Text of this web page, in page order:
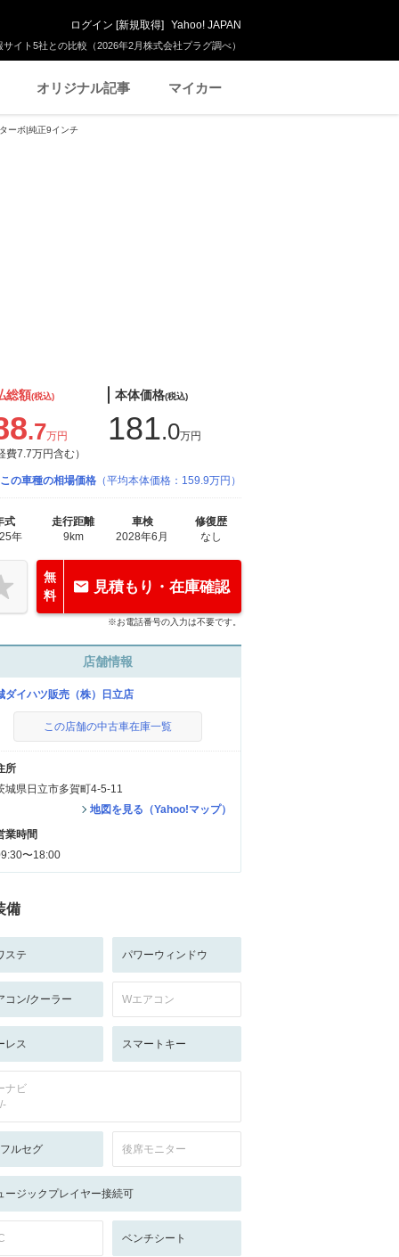
イト5社との比較（2026年2月株式会社プラグ調べ）
ログイン [新規取得] Yahoo! JAPAN
オリジナル記事 マイカー
ーボ|純正9インチ
総額(税込)
.7万円
費7.7万円含む）
本体価格(税込)
181.0万円
この車種の相場価格 （平均本体価格：159.9万円）
式
年
走行距離
9km
車検
2028年6月
修復歴
なし
無
料
見積もり・在庫確認
※お電話番号の入力は不要です。
店舗情報
ダイハツ販売（株）日立店
この店舗の中古車在庫一覧
所
城県日立市多賀町4-5-11
地図を見る（Yahoo!マップ）
業時間
〜18:00
備
ステ パワーウィンドウ
コン/クーラー Wエアコン
レス スマートキー
ナビ
ルセグ 後席モニター
ージックプレイヤー接続可
ベンチシート